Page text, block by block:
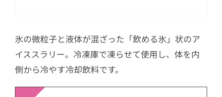
氷の微粒子と液体が混ざった「飲める氷」状のア
イススラリー。冷凍庫で凍らせて使用し、体を内
側から冷やす冷却飲料です。